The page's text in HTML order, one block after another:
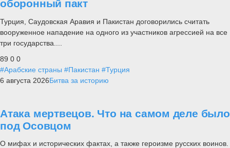
оборонный пакт
Турция, Саудовская Аравия и Пакистан договорились считать
вооруженное нападение на одного из участников агрессией на все
три государства....
89 0 0
#Арабские страны #Пакистан #Турция
6 августа 2026Битва за историю
Атака мертвецов. Что на самом деле было
под Осовцом
О мифах и исторических фактах, а также героизме русских воинов.